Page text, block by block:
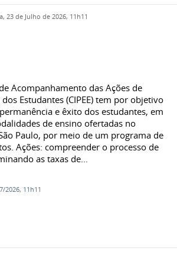
23 de Julho de 2026, 11h11
Acompanhamento das Ações de
Estudantes (CIPEE) tem por objetivo
e êxito dos estudantes, em
de ensino ofertadas no
Paulo, por meio de um programa de
Ações: compreender o processo de
as taxas de...
2026, 11h11